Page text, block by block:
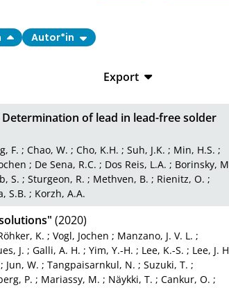
Export
RIS
XML
Autor*in
of lead in lead-free solder
F. ;Chao, W. ;Cho, K.H. ;Suh, J.K. ; Min, H.S. ;
; De Sena, R.C. ; Dos Reis, L.A. ; Borinsky,
S. ; Sturgeon, R. ; Methven, B. ; Rienitz, O. ;
S.B. ; Korzh, A.A.
(2020)
K. ;Vogl, Jochen ; Manzano, J. V. L. ;
J. ; Galli, A. H. ; Yim, Y.-H. ; Lee, K.-S. ; Lee, J.
; Jun, W. ; Tangpaisarnkul, N. ; Suzuki, T. ;
P. ; Mariassy, M. ; Näykki, T. ; Cankur, O. ;